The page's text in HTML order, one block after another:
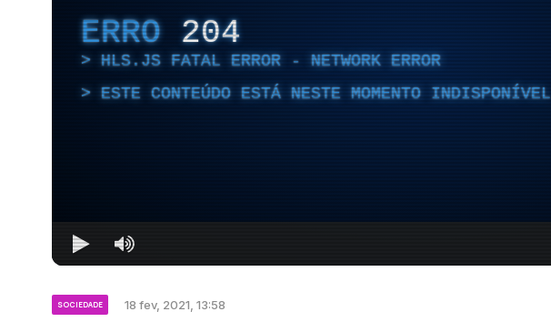
ERRO 204
HLS.JS FATAL ERROR - NETWORK ERROR
ESTE CONTEÚDO ESTÁ NESTE MOMENTO INDISPONÍVEL
SOCIEDADE 18 fev, 2021, 13:58